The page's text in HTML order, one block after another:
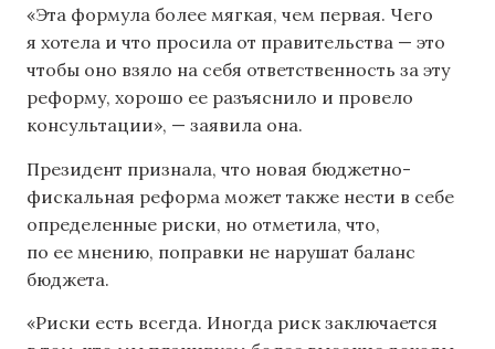
«Эта формула более мягкая, чем первая. Чего
я хотела и что просила от правительства — это
чтобы оно взяло на себя ответственность за эту
реформу, хорошо ее разъяснило и провело
консультации», — заявила она.
Президент признала, что новая бюджетно-
фискальная реформа может также нести в себе
определенные риски, но отметила, что,
по ее мнению, поправки не нарушат баланс
бюджета.
«Риски есть всегда. Иногда риск заключается